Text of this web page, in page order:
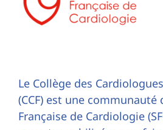
Le Collège des
(CCF) est une communauté
Française de Cardiologie